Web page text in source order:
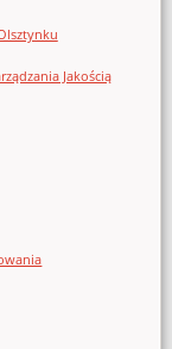
Jakością